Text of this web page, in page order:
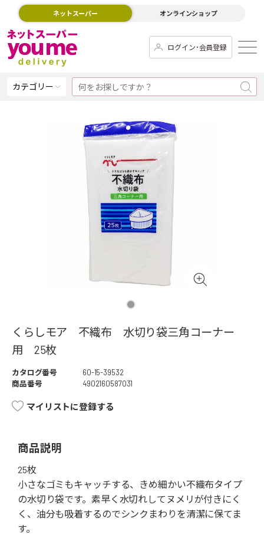
ネットスーパー オンラインショップ
ログイン･会員登録
カテゴリー
くらしモア 不織布 水切り袋三角コーナー
用 25枚
カタログ番号
60-15-39532
商品番号
4902160587031
マイリストに登録する
商品説明
25枚
小さなゴミもキャッチする、きめ細かい不織布タイプ
の水切り袋です。素早く水切れしてヌメリが付きにく
く、油分も吸着するのでシンクまわりを清潔に保てま
す。